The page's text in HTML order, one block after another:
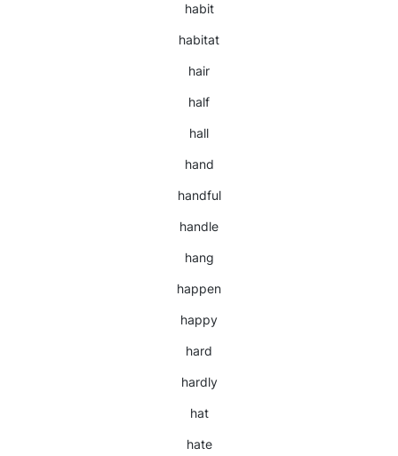
habit
habitat
hair
half
hall
hand
handful
handle
hang
happen
happy
hard
hardly
hat
hate